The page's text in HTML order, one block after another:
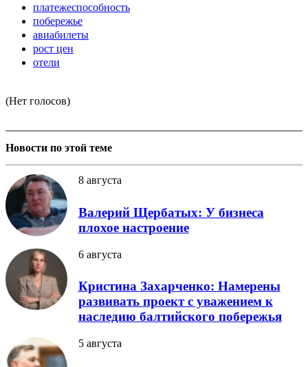
платежеспособность
побережье
авиабилеты
рост цен
отели
(Нет голосов)
Новости по этой теме
8 августа
Валерий Щербатых: У бизнеса
плохое настроение
6 августа
Кристина Захарченко: Намерены
развивать проект с уважением к
наследию балтийского побережья
5 августа